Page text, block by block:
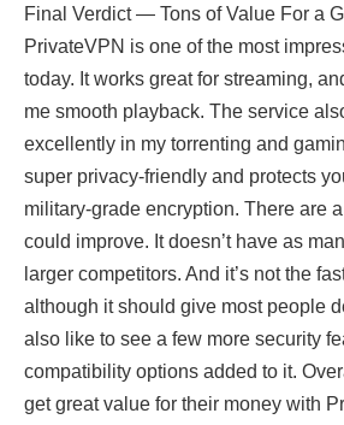
Final Verdict — Tons of Value For a
PrivateVPN is one of the most
today. It works great for streaming,
me smooth playback. The service
excellently in my torrenting and
super privacy-friendly and protects
military-grade encryption. There are
could improve. It doesn’t have as
larger competitors. And it’s not the
although it should give most people
also like to see a few more security
compatibility options added to it.
get great value for their money with